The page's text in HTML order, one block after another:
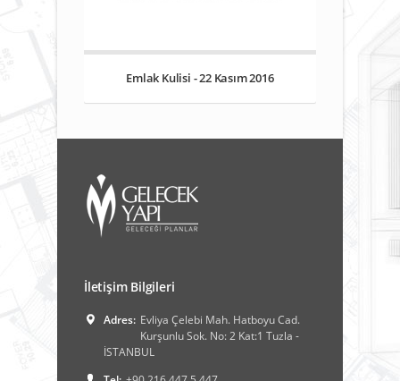
Emlak Kulisi - 22 Kasım 2016
İletişim Bilgileri
Adres: Evliya Çelebi Mah. Hatboyu Cad.
Kurşunlu Sok. No: 2 Kat:1 Tuzla -
İSTANBUL